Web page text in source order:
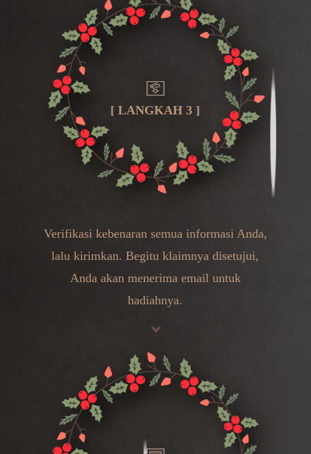
[ LANGKAH 3 ]
Verifikasi kebenaran semua informasi Anda,
lalu kirimkan. Begitu klaimnya disetujui,
Anda akan menerima email untuk
hadiahnya.